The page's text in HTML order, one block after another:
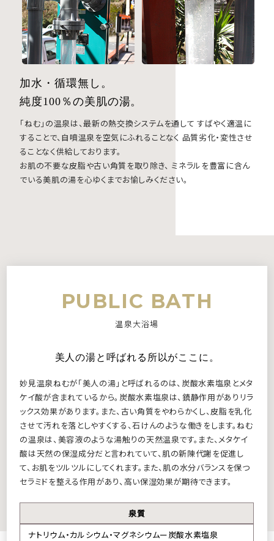
加水・循環無し。
純度100 ％の美肌の湯。
「ねむ」の温泉は、最新の熱交換システムを通して すばやく適温に
することで、自噴温泉を空気にふれることなく 品質劣化・変性させ
ることなく供給しております。
お肌の不要な皮脂や古い角質を取り除き、 ミネラルを豊富に含ん
でいる美肌の湯を心ゆくまでお愉しみください。
PUBLIC BATH
温泉大浴場
美人の湯と呼ばれる所以がここに。
妙見温泉ねむが「美人の湯」と呼ばれるのは、炭酸水素塩泉とメタ
ケイ酸が含まれているから。炭酸水素塩泉は、鎮静作用がありリラ
ックス効果があります。また、古い角質をやわらかくし、皮脂を乳化
させて汚れを落としやすくする、石けんのような働きをします。ねむ
の温泉は、美容液のような湯触りの天然温泉です。また、メタケイ
酸は天然の保湿成分だと言われていて、肌の新陳代謝を促進し
て、お肌をツルツルにしてくれます。また、肌の水分バランスを保つ
セラミドを整える作用があり、高い保湿効果が期待できます。
泉質
ナトリウム・カルシウム・マグネシウムー炭酸水素塩泉